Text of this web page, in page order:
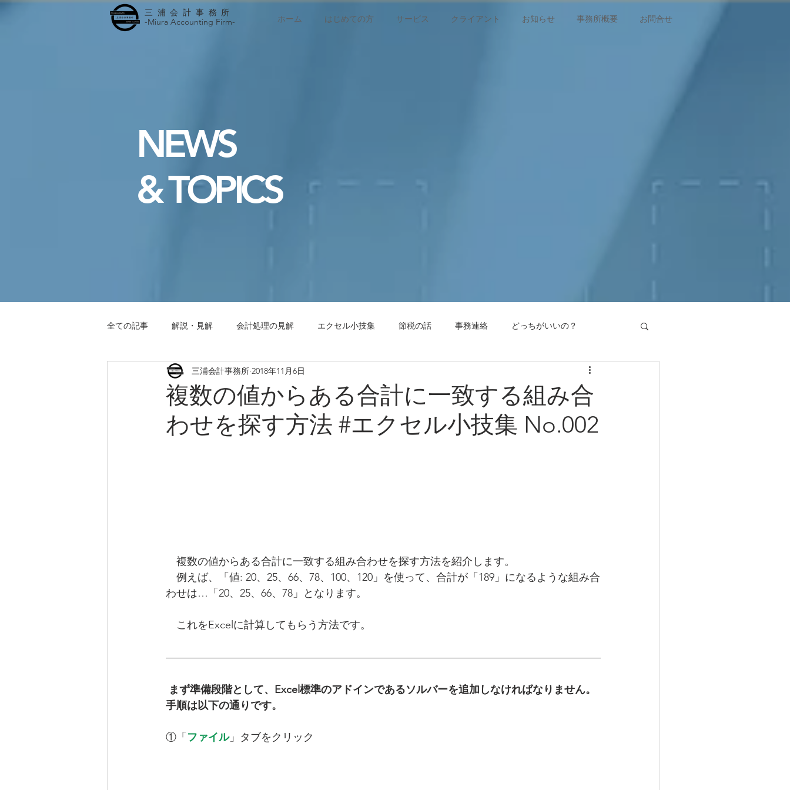
三浦会計事務所
-Miura Accounting Firm-
ホーム はじめての方 サービス クライアント お知らせ 事務所概要 お問合せ
NEWS
& TOPICS
全ての記事 解説・見解 会計処理の見解 エクセル小技集 節税の話 事務連絡 どっちがいいの？
エクセル小技集 節税の話
複数の値からある合計に一致する組み合
わせを探す方法 #エクセル小技集 No.002
三浦会計事務所 2018年11月6日
複数の値からある合計に一致する組み合わせを探す方法を紹介します。
例えば、「値: 20、25、66、78、100、120」を使って、合計が「189」になるような組み合
わせは…「20、25、66、78」となります。
これをExcelに計算してもらう方法です。
まず準備段階として、Excel標準のアドインであるソルバーを追加しなければなりません。
手順は以下の通りです。
①「 ファイル」タブをクリック